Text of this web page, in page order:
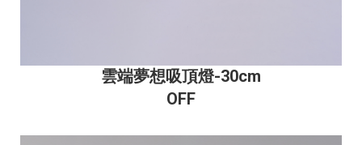
雲端夢想吸頂燈-30cm
OFF